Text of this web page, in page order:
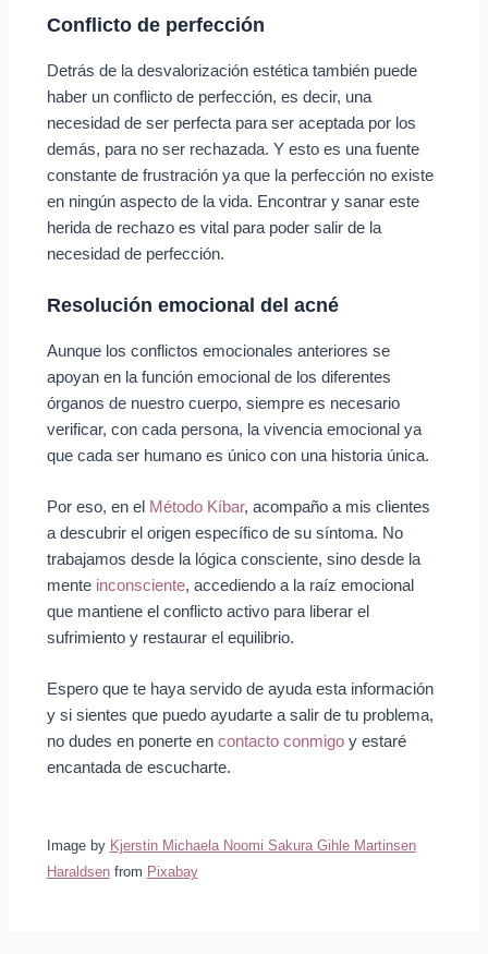
Conflicto de perfección
Detrás de la desvalorización estética también puede
haber un conflicto de perfección, es decir, una
necesidad de ser perfecta para ser aceptada por los
demás, para no ser rechazada. Y esto es una fuente
constante de frustración ya que la perfección no existe
en ningún aspecto de la vida. Encontrar y sanar este
herida de rechazo es vital para poder salir de la
necesidad de perfección.
Resolución emocional del acné
Aunque los conflictos emocionales anteriores se
apoyan en la función emocional de los diferentes
órganos de nuestro cuerpo, siempre es necesario
verificar, con cada persona, la vivencia emocional ya
que cada ser humano es único con una historia única.
Por eso, en el Método Kíbar, acompaño a mis clientes
a descubrir el origen específico de su síntoma. No
trabajamos desde la lógica consciente, sino desde la
mente inconsciente, accediendo a la raíz emocional
que mantiene el conflicto activo para liberar el
sufrimiento y restaurar el equilibrio.
Espero que te haya servido de ayuda esta información
y si sientes que puedo ayudarte a salir de tu problema,
no dudes en ponerte en contacto conmigoy estaré
encantada de escucharte.
Image by Kjerstin Michaela Noomi Sakura Gihle Martinsen
Haraldsenfrom Pixabay